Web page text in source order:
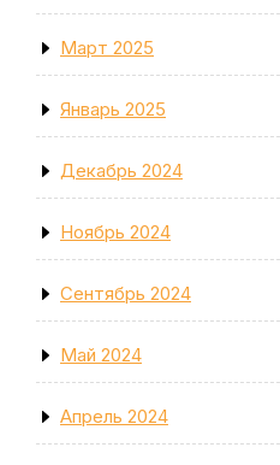
Март 2025
Январь 2025
Декабрь 2024
Ноябрь 2024
Сентябрь 2024
Май 2024
Апрель 2024